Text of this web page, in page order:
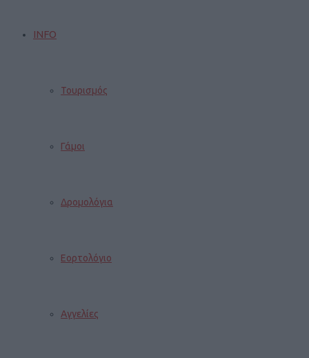
INFO
Τουρισμός
Γάμοι
Δρομολόγια
Εορτολόγιο
Αγγελίες